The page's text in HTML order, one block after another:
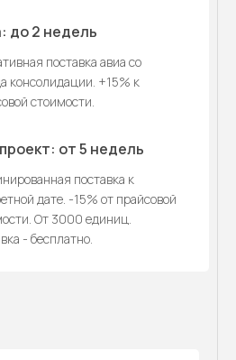
до 2 недель
поставка авиа со
консолидации. +15% к
стоимости.
от 5 недель
поставка к
дате. -15% от прайсовой
От 3000 единиц.
- бесплатно.